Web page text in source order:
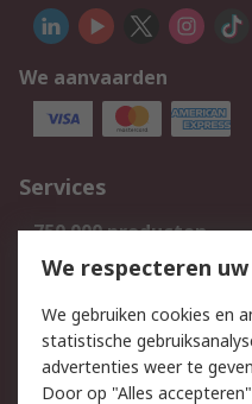
We aanvaarden
Services
750.000 producten
Bestellen
Track & Trace
Wettelijk
We respecteren
We gebruiken cookies en
statistische
advertenties weer te
Door op "Alles